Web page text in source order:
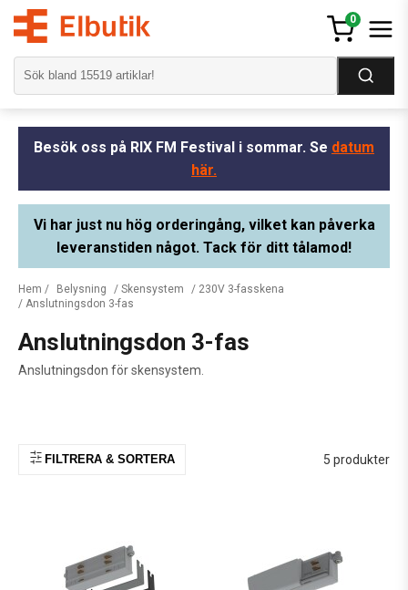
0
Besök oss på RIX FM Festival i sommar. Se datum
här.
Vi har just nu hög orderingång, vilket kan påverka
leveranstiden något. Tack för ditt tålamod!
Hem / Belysning / Skensystem / 230V 3-fasskena
/ Anslutningsdon 3-fas
Anslutningsdon 3-fas
Anslutningsdon för skensystem.
FILTRERA & SORTERA 5 produkter